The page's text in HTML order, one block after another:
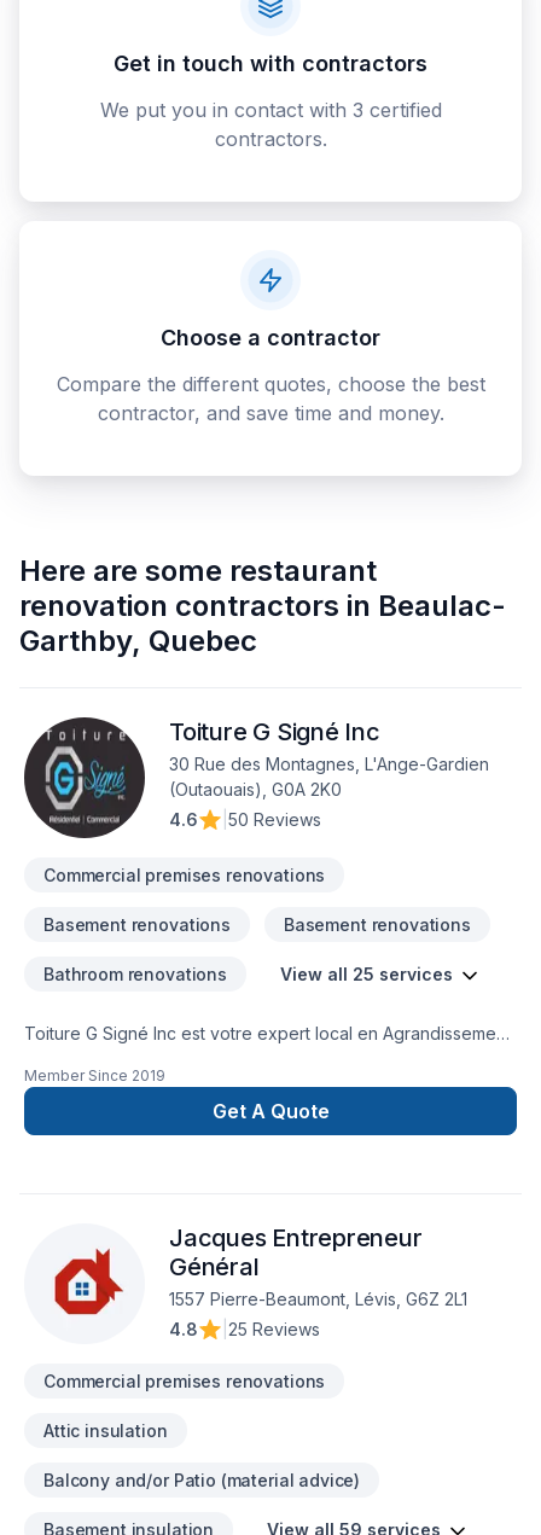
Get in touch with contractors
We put you in contact with 3 certified
contractors.
Choose a contractor
Compare the different quotes, choose the best
contractor, and save time and money.
Here are some restaurant
renovation contractors in Beaulac-
Garthby, Quebec
Toiture G Signé Inc
30 Rue des Montagnes, L'Ange-Gardien
(Outaouais), G0A 2K0
4.6
50 Reviews
Commercial premises renovations
Basement renovations Basement renovations
Bathroom renovations View all 25 services
Toiture G Signé Inc est votre expert local en Agrandissement,
générale, Salle de bain, Sous-sol, Toit plat, Toiture dans les
secteurs de Capitale-Nationale,Chaudière-Appalaches,
combinant expérience, innovation et rigueur. Nous croyons
votre satisfaction. Notre engagement est simple : offrir un
service d'exception, centré sur vos besoins et vos
aspirations.
Member Since 2019
Get A Quote
Jacques Entrepreneur
Général
1557 Pierre-Beaumont, Lévis, G6Z 2L1
4.8
25 Reviews
Commercial premises renovations
Attic insulation
Balcony and/or Patio (material advice)
Basement insulation View all 59 services